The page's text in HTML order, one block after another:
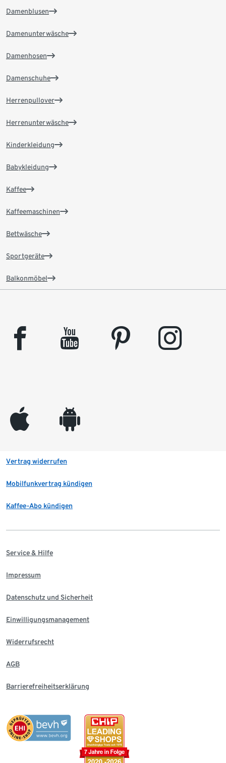
Damenblusen
Damenunterwäsche
Damenhosen
Damenschuhe
Herrenpullover
Herrenunterwäsche
Kinderkleidung
Babykleidung
Kaffee
Kaffeemaschinen
Bettwäsche
Sportgeräte
Balkonmöbel
facebook youtube pinterest instagram
appleinc android
Vertrag widerrufen
Mobilfunkvertrag kündigen
Kaffee-Abo kündigen
Service & Hilfe
Impressum
Datenschutz und Sicherheit
Einwilligungsmanagement
Widerrufsrecht
AGB
Barrierefreiheitserklärung